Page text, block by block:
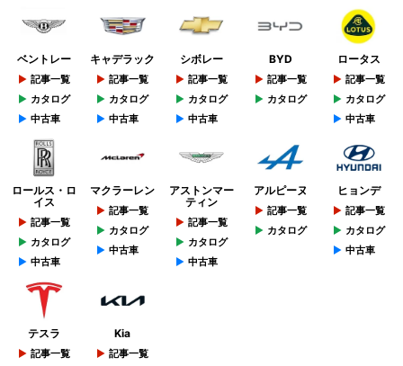
ベントレー
記事一覧
カタログ
中古車
キャデラック
記事一覧
カタログ
中古車
シボレー
記事一覧
カタログ
中古車
BYD
記事一覧
カタログ
ロータス
記事一覧
カタログ
中古車
ロールス・ロ
イス
記事一覧
カタログ
中古車
マクラーレン
記事一覧
カタログ
中古車
アストンマー
ティン
記事一覧
カタログ
中古車
アルピーヌ
記事一覧
カタログ
ヒョンデ
記事一覧
カタログ
中古車
テスラ
記事一覧
Kia
記事一覧